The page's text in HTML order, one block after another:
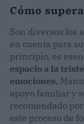
Cómo
Son diversos los
en cuenta para
principio, es
espacio a la
emociones.
apoyo familiar y
recomendado
este proceso de